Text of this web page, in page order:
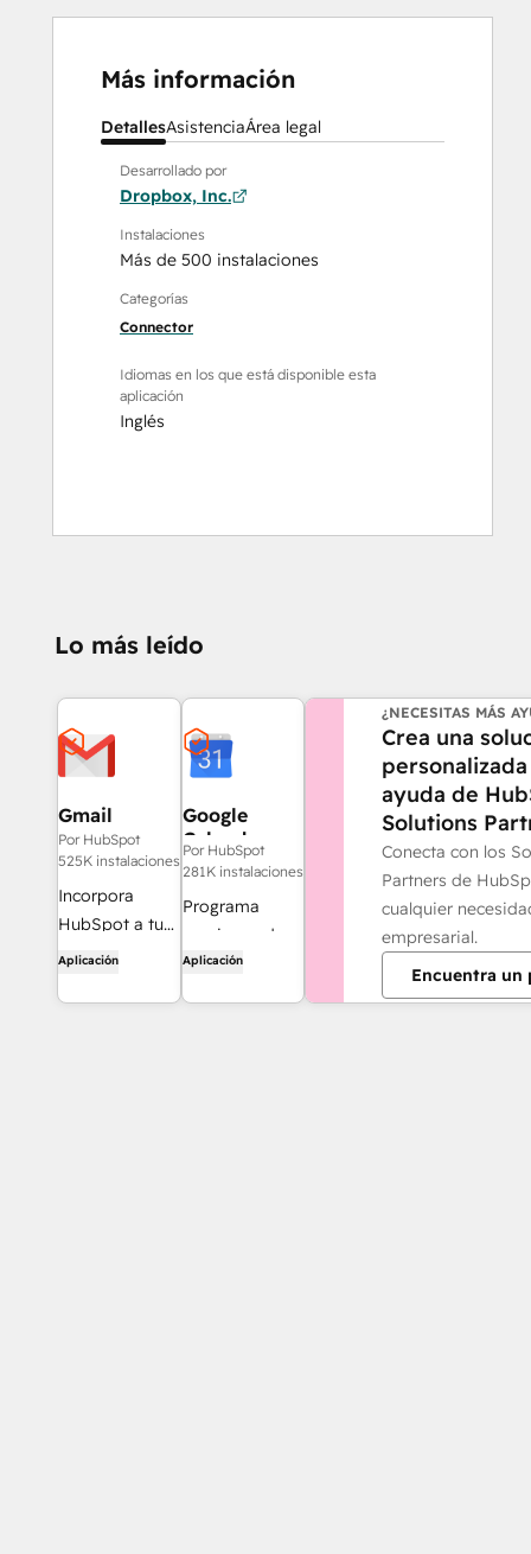
Más información
DetallesAsistenciaÁrea legal
Desarrollado por
Dropbox, Inc.
Instalaciones
Más de 500 instalaciones
Categorías
Connector
Idiomas en los que está disponible esta
aplicación
Inglés
Lo más leído
Gmail
Por HubSpot
525K instalaciones
Incorpora
HubSpot a tu
bandeja de
integración de
Aplicación
Google
Calendar
Por HubSpot
281K instalaciones
Programa
reuniones de
forma rápida y
Aplicación
¿NECESITAS MÁS
Crea una
ayuda de
Solutions
Conecta con los
Partners de
cualquier
empresarial.
Encuentra un